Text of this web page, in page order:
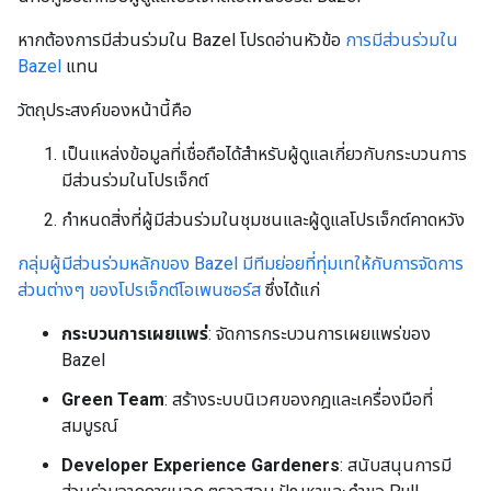
หากต้องการมีส่วนร่วมใน Bazel โปรดอ่านหัวข้อ การมีส่วนร่วมใน
Bazel แทน
วัตถุประสงค์ของหน้านี้คือ
เป็นแหล่งข้อมูลที่เชื่อถือได้สำหรับผู้ดูแลเกี่ยวกับกระบวนการ
มีส่วนร่วมในโปรเจ็กต์
กำหนดสิ่งที่ผู้มีส่วนร่วมในชุมชนและผู้ดูแลโปรเจ็กต์คาดหวัง
กลุ่มผู้มีส่วนร่วมหลักของ Bazel มีทีมย่อยที่ทุ่มเทให้กับการจัดการ
ส่วนต่างๆ ของโปรเจ็กต์โอเพนซอร์ส ซึ่งได้แก่
กระบวนการเผยแพร่: จัดการกระบวนการเผยแพร่ของ
Bazel
Green Team: สร้างระบบนิเวศของกฎและเครื่องมือที่
สมบูรณ์
Developer Experience Gardeners: สนับสนุนการมี